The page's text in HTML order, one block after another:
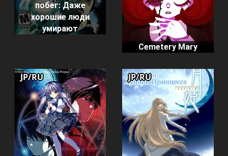
побег: Даже
хорошие люди
умирают
Cemetery Mary
JP/RU JP/RU